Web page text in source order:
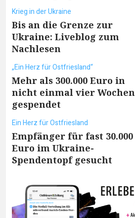
Krieg in der Ukraine
Bis an die Grenze zur
Ukraine: Liveblog zum
Nachlesen
„Ein Herz für Ostfriesland“
Mehr als 300.000 Euro in
nicht einmal vier Wochen
gespendet
Ein Herz für Ostfriesland
Empfänger für fast 30.000
Euro im Ukraine-
Spendentopf gesucht